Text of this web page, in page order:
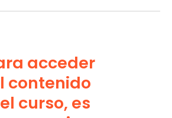
acceder
contenido
curso, es